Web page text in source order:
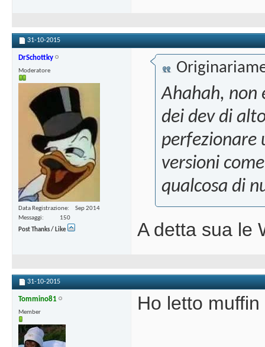
31-10-2015
DrSchottky
Moderatore
Data Registrazione
Sep 2014
Messaggi
150
Post Thanks / Like
Ahahah, non
dei dev di
perfezionare
versioni
qualcosa di
A detta sua le
31-10-2015
Tommino81
Member Ho letto